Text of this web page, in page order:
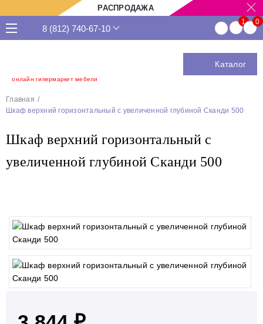
РАСПРОДАЖА
онлайн гипермаркет мебели
8 (812) 740-67-10
Каталог
Главная
Шкаф верхний горизонтальный с увеличенной глубиной Сканди 500
Шкаф верхний горизонтальный с
увеличенной глубиной Сканди 500